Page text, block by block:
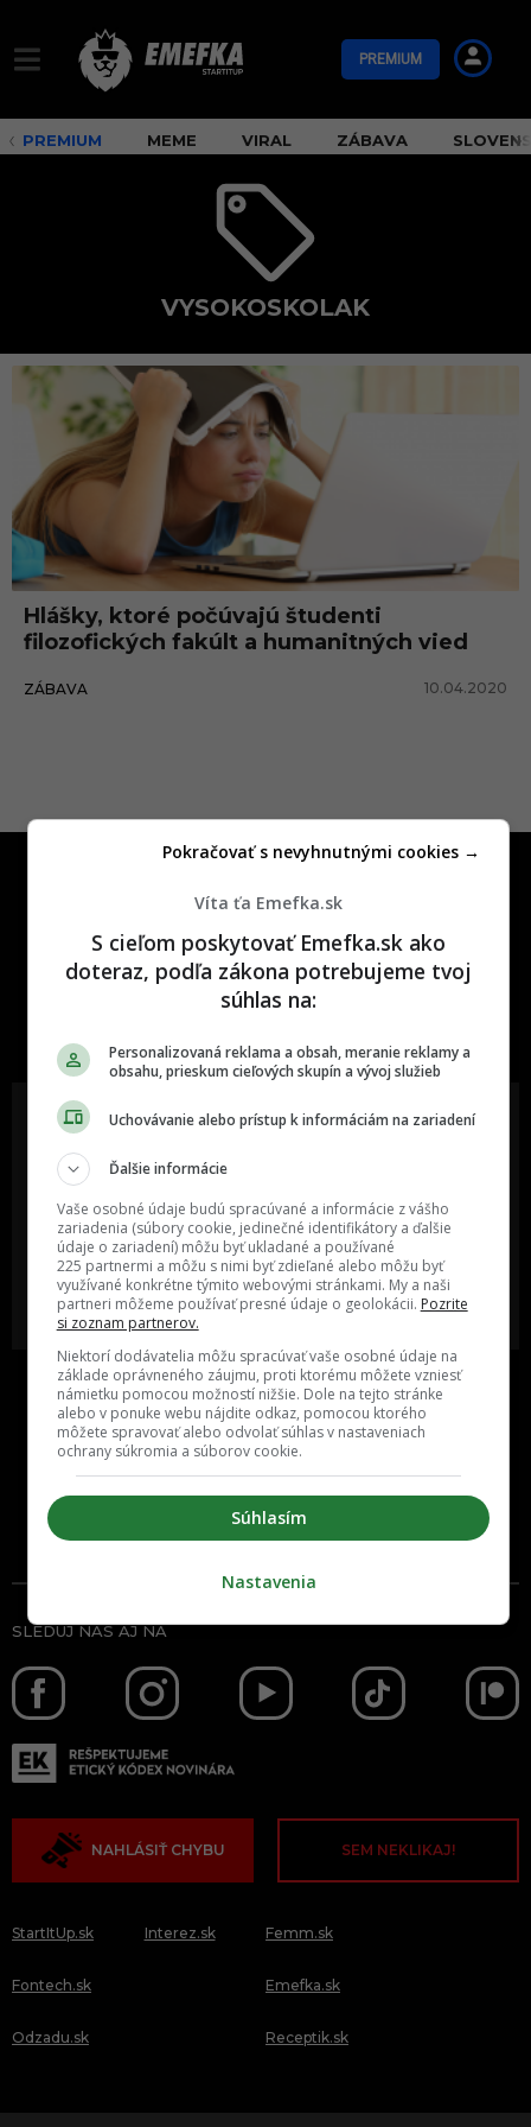
PREMIUM
PREMIUM MEME VIRAL ZÁBAVA
VYSOKOSKOLAK
v
o
k
s
k
Hlášky, ktoré počúvajú študenti
filozofických fakúlt a humanitných vied
ZÁBAVA 10.04.2020
One time najzábavnejšie miesto na
slovenskom internete, next time
Oslov reklamou viac ako milión
ľudí v rôznych vekových
kategóriách a na rôznych
sociálnych sieťach a nakopni svoj
biznis alebo produkt.
MÁM ZÁUJEM O
SPOLUPRÁCU
mali určite napísať?
POŠLI NÁM TIP NA ČLÁNOK
SLEDUJ NÁS AJ NA
NAHLÁSIŤ CHYBU SEM NEKLIKAJ!
StartItUp.sk
Fontech.sk
Odzadu.sk
Interez.sk Femm.sk
Emefka.sk
Receptik.sk
Víta ťa Emefka.sk
S cieľom poskytovať Emefka.sk ako
doteraz, podľa zákona potrebujeme tvoj
súhlas na:
Personalizovaná reklama a obsah, meranie reklamy a
obsahu, prieskum cieľových skupín a vývoj služieb
Uchovávanie alebo prístup k informáciám na zariadení
Ďalšie informácie
Vaše osobné údaje budú spracúvané a informácie z vášho
zariadenia (súbory cookie, jedinečné identifikátory a ďalšie
údaje o zariadení) môžu byť ukladané a používané
225 partnermi a môžu s nimi byť zdieľané alebo môžu byť
využívané konkrétne týmito webovými stránkami. My a naši
partneri môžeme používať presné údaje o geolokácii. Pozrite
si zoznam partnerov.
Niektorí dodávatelia môžu spracúvať vaše osobné údaje na
základe oprávneného záujmu, proti ktorému môžete vzniesť
námietku pomocou možností nižšie. Dole na tejto stránke
alebo v ponuke webu nájdite odkaz, pomocou ktorého
môžete spravovať alebo odvolať súhlas v nastaveniach
ochrany súkromia a súborov cookie.
Súhlasím
Pokračovať s nevyhnutnými cookies →
Nastavenia